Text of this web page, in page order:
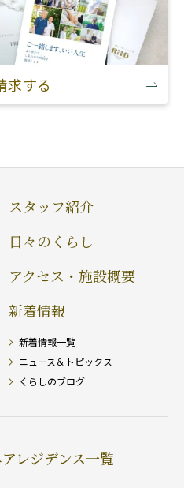
求する
スタッフ紹介
日々のくらし
アクセス・施設概要
新着情報
新着情報一覧
ニュース＆トピックス
くらしのブログ
レジデンス一覧